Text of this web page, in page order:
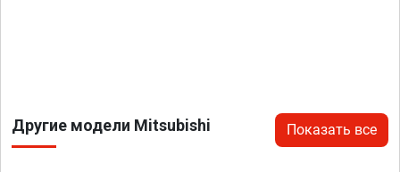
Другие модели Mitsubishi Показать все